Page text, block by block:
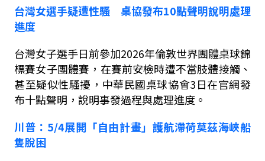
台灣女選手疑遭性騷 桌協發布10點聲明說明處理
進度
台灣女子選手日前參加2026年倫敦世界團體桌球錦
標賽女子團體賽，在賽前安檢時遭不當肢體接觸、
甚至疑似性騷擾，中華民國桌球協會3日在官網發
布十點聲明，說明事發過程與處理進度。
川普： 5/4展開「自由計畫」護航滯荷莫茲海峽船
隻脫困